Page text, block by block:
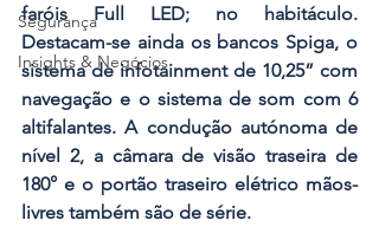
Segurança
Insights & Negócios
faróis Full LED; no habitáculo.
Destacam-se ainda os bancos Spiga, o
sistema de infotainment de 10,25” com
navegação e o sistema de som com 6
altifalantes. A condução autónoma de
nível 2, a câmara de visão traseira de
180° e o portão traseiro elétrico mãos-
livres também são de série.